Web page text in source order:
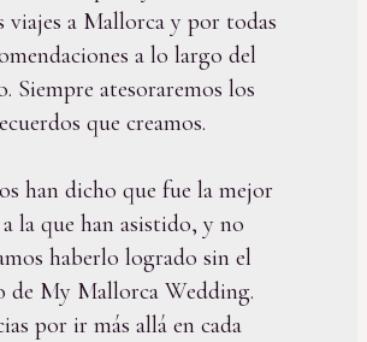
viajes a Mallorca y por todas
a lo largo del
Siempre atesoraremos los
que creamos.
han dicho que fue la mejor
la que han asistido, y no
haberlo logrado sin el
de My Mallorca Wedding.
por ir más allá en cada